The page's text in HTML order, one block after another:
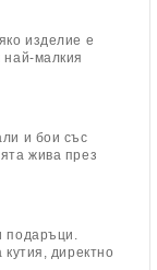
изделие е
малкия
и бои със
жива през
подаръци.
кутия, директно